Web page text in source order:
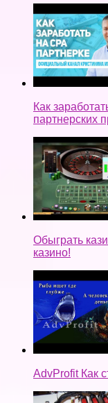
Как
партнерских
Обыграть
казино!
AdvProfit Как